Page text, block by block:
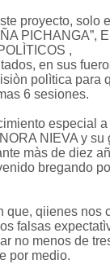
proyecto, solo
PICHANGA”,
,
en sus
polìtica para
6 sesiones.
especial
NIEVA y su
màs de diez
bregando
que, qiienes nos
falsas
no menos de
por medio.